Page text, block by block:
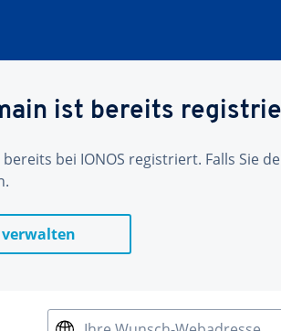
ist bereits
bei IONOS registriert. Falls Sie